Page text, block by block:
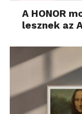
A HONOR
lesznek az